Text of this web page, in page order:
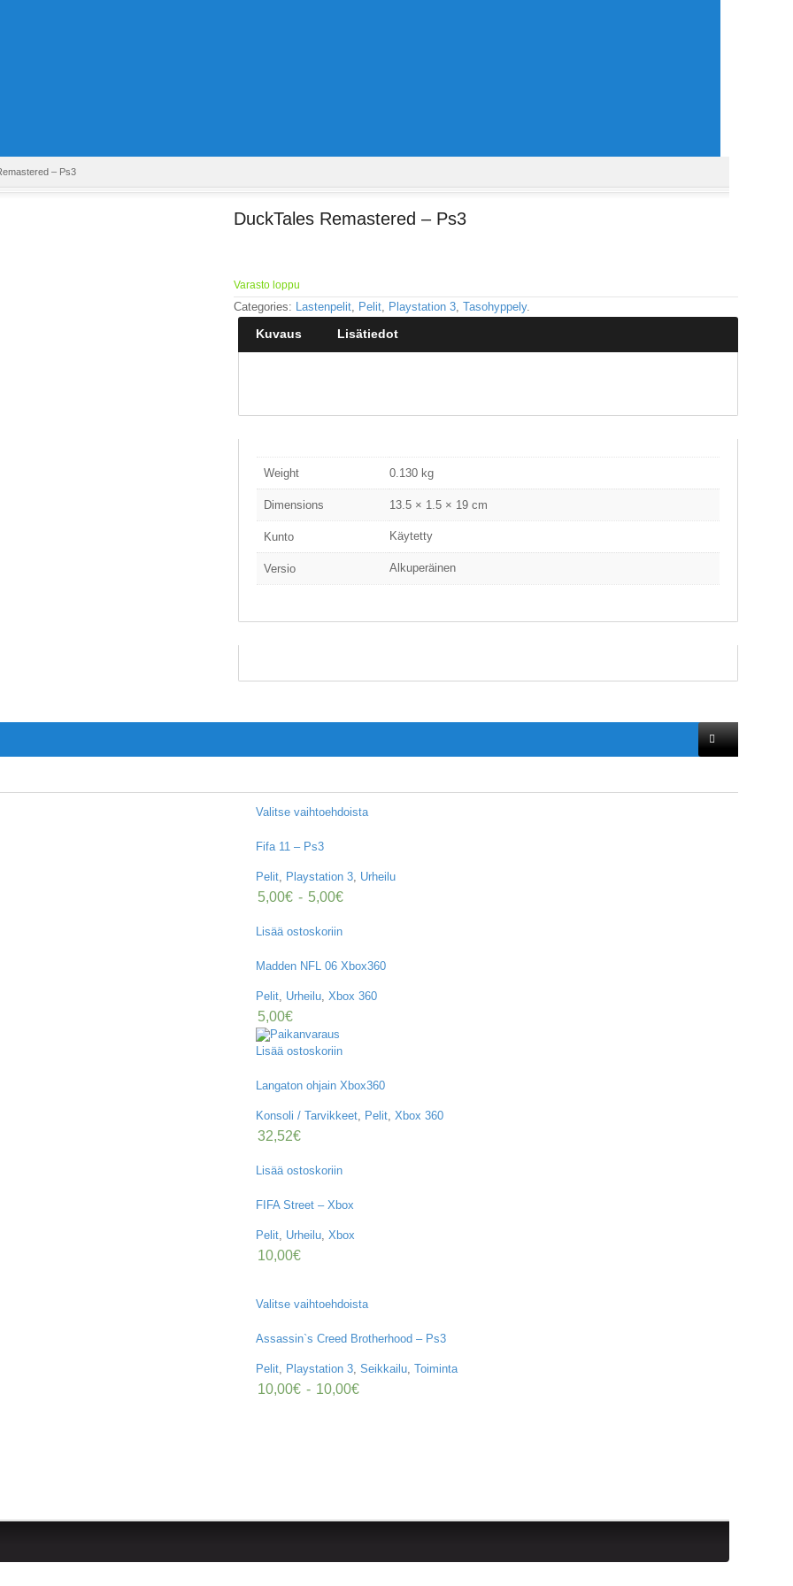
– Ps3
DuckTales Remastered – Ps3
Varasto loppu
Categories: Lastenpelit, Pelit, Playstation 3, Tasohyppely.
Kuvaus Lisätiedot
Weight 0.130 kg
Dimensions 13.5 × 1.5 × 19 cm
Kunto Käytetty
Versio Alkuperäinen
Valitse vaihtoehdoista
Fifa 11 – Ps3
Pelit, Playstation 3, Urheilu
5,00€ - 5,00€
Lisää ostoskoriin
Madden NFL 06 Xbox360
Pelit, Urheilu, Xbox 360
5,00€
Lisää ostoskoriin
Langaton ohjain Xbox360
Konsoli / Tarvikkeet, Pelit, Xbox 360
32,52€
Lisää ostoskoriin
FIFA Street – Xbox
Pelit, Urheilu, Xbox
10,00€
Valitse vaihtoehdoista
Assassin`s Creed Brotherhood – Ps3
Pelit, Playstation 3, Seikkailu, Toiminta
10,00€ - 10,00€